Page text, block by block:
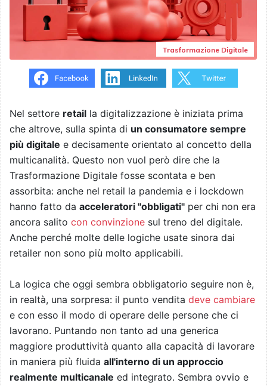
Trasformazione Digitale
Nel settore retail la digitalizzazione è iniziata prima
che altrove, sulla spinta di un consumatore sempre
più digitale e decisamente orientato al concetto della
multicanalità. Questo non vuol però dire che la
Trasformazione Digitale fosse scontata e ben
assorbita: anche nel retail la pandemia e i lockdown
hanno fatto da acceleratori "obbligati" per chi non era
ancora salito con convinzione sul treno del digitale.
Anche perché molte delle logiche usate sinora dai
retailer non sono più molto applicabili.
La logica che oggi sembra obbligatorio seguire non è,
in realtà, una sorpresa: il punto vendita deve cambiare
e con esso il modo di operare delle persone che ci
lavorano. Puntando non tanto ad una generica
maggiore produttività quanto alla capacità di lavorare
in maniera più fluida all'interno di un approccio
realmente multicanale ed integrato. Sembra ovvio e